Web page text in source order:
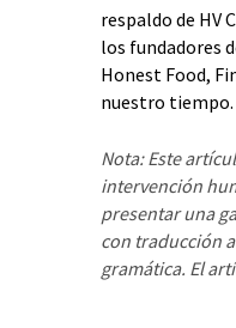
respaldo de HV
los fundadores
Honest Food,
nuestro tiempo.
Nota: Este
intervención
presentar una
con traducción
gramática. El